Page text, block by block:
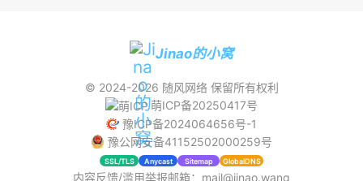
Jinao的小窝
© 2024-2026 随风网络保留所有权利
萌ICP备20250417号
豫ICP备2024064656号-1
豫公网安备41152502000259号
SSL/TLS Anycast Sitemap GlobalDNS
内容反馈/滥用举报邮箱：mail@jinao.wang